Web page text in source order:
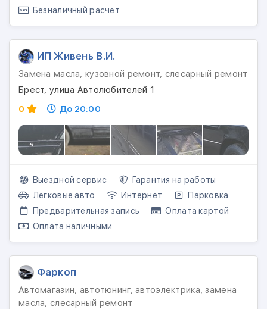
Безналичный расчет
ИП Живень В.И.
Замена масла, кузовной ремонт, слесарный ремонт
Брест, улица Автолюбителей 1
0
До 20:00
Выездной сервис
Гарантия на работы
Легковые авто
Интернет
Парковка
Предварительная запись
Оплата картой
Оплата наличными
Фаркоп
Автомагазин, автотюнинг, автоэлектрика, замена
масла, слесарный ремонт